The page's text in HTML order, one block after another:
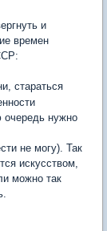
и
времен
стараться
очередь нужно
не могу). Так
искусством,
можно так